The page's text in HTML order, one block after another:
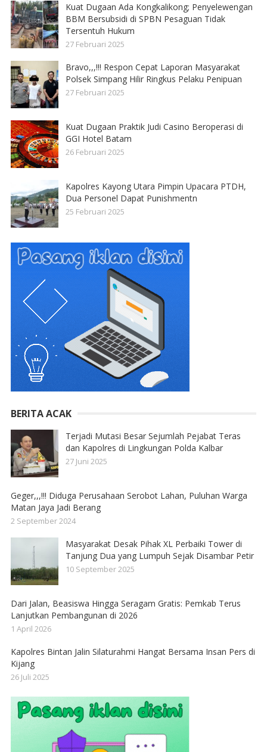
Kuat Dugaan Ada Kongkalikong; Penyelewengan
BBM Bersubsidi di SPBN Pesaguan Tidak
Tersentuh Hukum
27 Februari 2025
Bravo,,,!!! Respon Cepat Laporan Masyarakat
Polsek Simpang Hilir Ringkus Pelaku Penipuan
27 Februari 2025
Kuat Dugaan Praktik Judi Casino Beroperasi di
GGI Hotel Batam
26 Februari 2025
Kapolres Kayong Utara Pimpin Upacara PTDH,
Dua Personel Dapat Punishmentn
25 Februari 2025
BERITA ACAK
Terjadi Mutasi Besar Sejumlah Pejabat Teras
dan Kapolres di Lingkungan Polda Kalbar
27 Juni 2025
Geger,,,!!! Diduga Perusahaan Serobot Lahan, Puluhan Warga
Matan Jaya Jadi Berang
2 September 2024
Masyarakat Desak Pihak XL Perbaiki Tower di
Tanjung Dua yang Lumpuh Sejak Disambar Petir
10 September 2025
Dari Jalan, Beasiswa Hingga Seragam Gratis: Pemkab Terus
Lanjutkan Pembangunan di 2026
1 April 2026
Kapolres Bintan Jalin Silaturahmi Hangat Bersama Insan Pers di
Kijang
26 Juli 2025